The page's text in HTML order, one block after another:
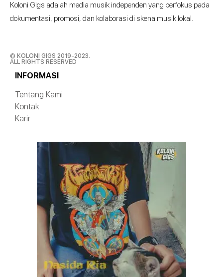
Koloni Gigs adalah media musik independen yang berfokus pada
dokumentasi, promosi, dan kolaborasi di skena musik lokal.
© KOLONI GIGS 2019-2023.
ALL RIGHTS RESERVED
INFORMASI
Tentang Kami
Kontak
Karir